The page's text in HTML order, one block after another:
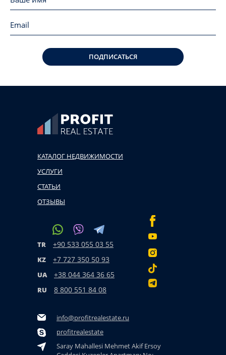
ПОДПИСАТЬСЯ
КАТАЛОГ НЕДВИЖИМОСТИ
УСЛУГИ
СТАТЬИ
ОТЗЫВЫ
TR +90 533 055 03 55
KZ +7 727 350 50 93
UA +38 044 364 36 65
RU 8 800 551 84 08
info@profitrealestate.ru
profitrealestate
Saray Mahallesi Mehmet Akif Ersoy